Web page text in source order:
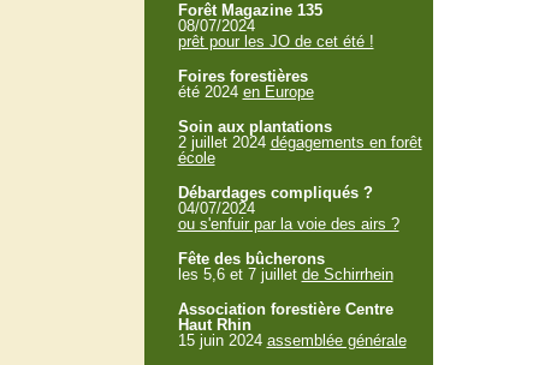
Forêt Magazine 135
08/07/2024
prêt pour les JO de cet été !
Foires forestières
été 2024 en Europe
Soin aux plantations
2 juillet 2024 dégagements en forêt
école
Débardages compliqués ?
04/07/2024
ou s'enfuir par la voie des airs ?
Fête des bûcherons
les 5,6 et 7 juillet de Schirrhein
Association forestière Centre
Haut Rhin
15 juin 2024 assemblée générale